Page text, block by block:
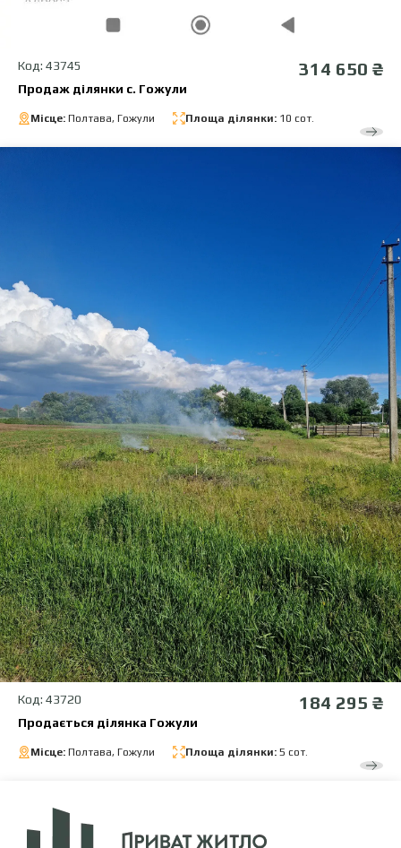
Код: 43745 314 650 ₴
Продаж ділянки с. Гожули
Місце: Полтава, Гожули Площа ділянки: 10 сот.
Код: 43720 184 295 ₴
Продається ділянка Гожули
Місце: Полтава, Гожули Площа ділянки: 5 сот.